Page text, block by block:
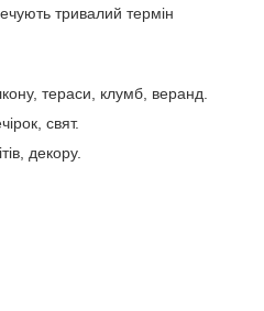
тривалий термін
тераси, клумб, веранд.
свят.
декору.